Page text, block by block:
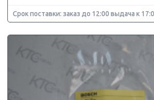
Срок поставки: заказ до 12:00 выдача к